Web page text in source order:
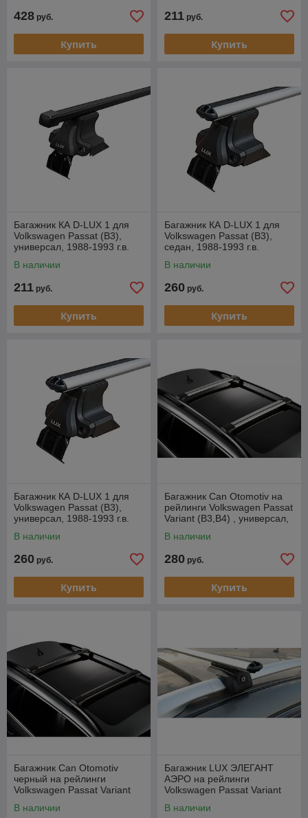
428 руб.
Купить
211 руб.
Купить
Багажник КА D-LUX 1 для
Volkswagen Passat (B3),
универсал, 1988-1993 г.в.
В наличии
211 руб.
Купить
Багажник КА D-LUX 1 для
Volkswagen Passat (B3),
седан, 1988-1993 г.в.
В наличии
260 руб.
Купить
Багажник КА D-LUX 1 для
Volkswagen Passat (B3),
универсал, 1988-1993 г.в.
В наличии
260 руб.
Купить
Багажник Can Otomotiv на
рейлинги Volkswagen Passat
Variant (B3,B4) , универсал,
В наличии
280 руб.
Купить
Багажник Can Otomotiv
черный на рейлинги
Volkswagen Passat Variant
1996
В наличии
Багажник LUX ЭЛЕГАНТ
АЭРО на рейлинги
Volkswagen Passat Variant
1996
В наличии